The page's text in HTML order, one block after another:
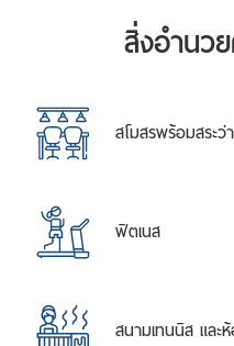
สิ่งอำนว
สโมสรพร้อมสระว่
ฟิตเนส
สนามเทนนิส และ